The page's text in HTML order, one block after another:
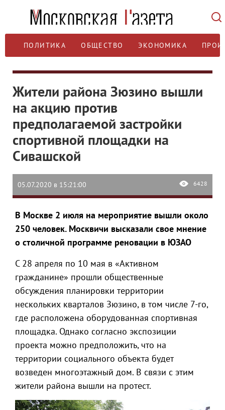
ПОЛИТИКА ОБЩЕСТВО ЭКОНОМИКА
Жители района Зюзино вышли
на акцию против
предполагаемой застройки
спортивной площадки на
Сивашской
05.07.2020 в 15:21:00 6428
В Москве 2 июля на мероприятие вышли около
250 человек. Москвичи высказали свое мнение
о столичной программе реновации в ЮЗАО
С 28 апреля по 10 мая в «Активном
гражданине» прошли общественные
обсуждения планировки территории
нескольких кварталов Зюзино, в том числе 7-го,
где расположена оборудованная спортивная
площадка. Однако согласно экспозиции
проекта можно предположить, что на
территории социального объекта будет
возведен многоэтажный дом. В связи с этим
жители района вышли на протест.